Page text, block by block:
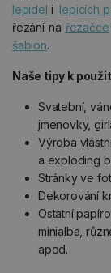
lepidel i lepicích
řezání na řezačce
šablon.
Naše tipy k
Svatební,
jmenovky,
Výroba
a exploding
Stránky ve
Dekorování
Ostatní
minialba,
apod.